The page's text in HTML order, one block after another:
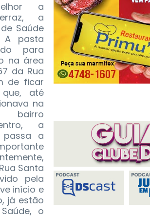
a
a
Saúde
A pasta
para
na área
da Rua
de ficar
até
na
bairro
a
passa a
Santa
pela
início e
já estão
o